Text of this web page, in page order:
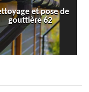
Pose et réparation de
velux 62